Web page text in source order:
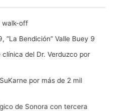
walk-off
“La Bendición” Valle Buey 9
del Dr. Verduzco por
por más de 2 mil
de Sonora con tercera